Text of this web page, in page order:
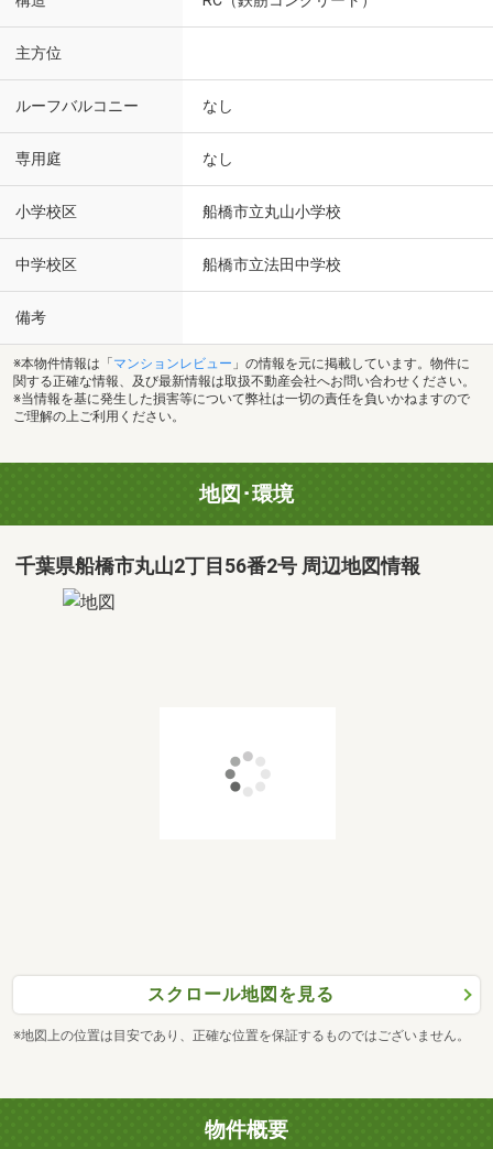
主方位
ルーフバルコニー なし
専用庭 なし
小学校区 船橋市立丸山小学校
中学校区 船橋市立法田中学校
備考
※本物件情報は「 マンションレビュー 」の情報を元に掲載しています。物件に
関する正確な情報、及び最新情報は取扱不動産会社へお問い合わせください。
※当情報を基に発生した損害等について弊社は一切の責任を負いかねますので
ご理解の上ご利用ください。
地図･環境
千葉県船橋市丸山2丁目56番2号 周辺地図情報
スクロール地図を見る
※地図上の位置は目安であり、正確な位置を保証するものではございません。
物件概要